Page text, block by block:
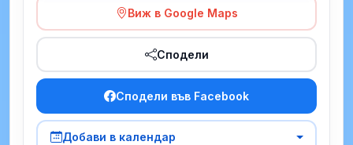
Виж в Google Maps
Сподели
Сподели във Facebook
Добави в календар